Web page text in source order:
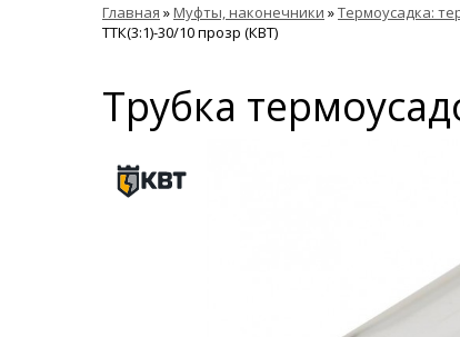
Главная »Муфты, наконечники »Термоусадка:
ТТК(3:1)-30/10 прозр (КВТ)
Трубка